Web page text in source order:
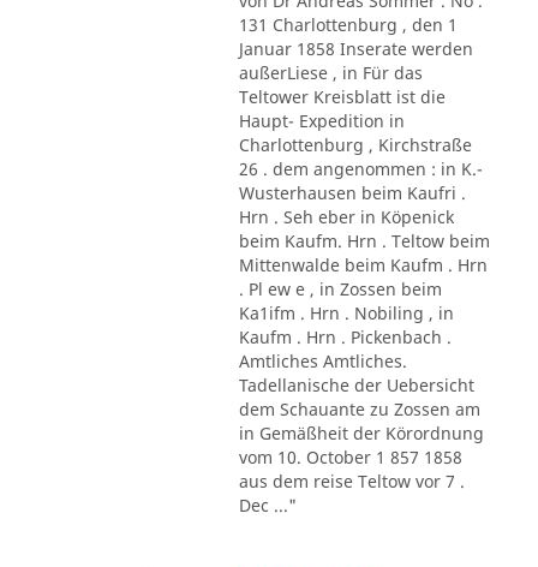
131 Charlottenburg , den 1
Januar 1858 Inserate werden
außerLiese , in Für das
Teltower Kreisblatt ist die
Haupt- Expedition in
Charlottenburg , Kirchstraße
26 . dem angenommen : in K.-
Wusterhausen beim Kaufri .
Hrn . Seh eber in Köpenick
beim Kaufm. Hrn . Teltow beim
Mittenwalde beim Kaufm . Hrn
. Pl ew e , in Zossen beim
Ka1ifm . Hrn . Nobiling , in
Kaufm . Hrn . Pickenbach .
Amtliches Amtliches.
Tadellanische der Uebersicht
dem Schauante zu Zossen am
in Gemäßheit der Körordnung
vom 10. October 1 857 1858
aus dem reise Teltow vor 7 .
Dec ..."